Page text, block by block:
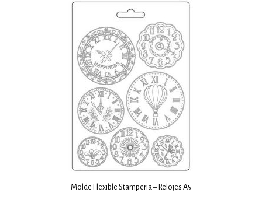
Molde Flexible Stamperia – Relojes A5